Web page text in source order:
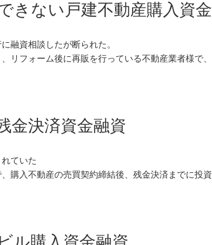
きない戸建不動産購入資金
融資相談したが断られた。
リフォーム後に再販を行っている不動産業者様で
金決済資金融資
ていた
購入不動産の売買契約締結後、残金決済までに投